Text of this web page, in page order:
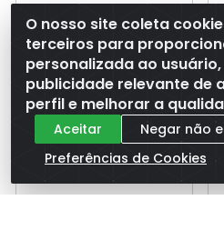
O nosso site coleta
terceiros para
personalizada ao
publicidade relevante de
perfil e melhorar a
Aceitar
Negar não
Preferências de Cookies